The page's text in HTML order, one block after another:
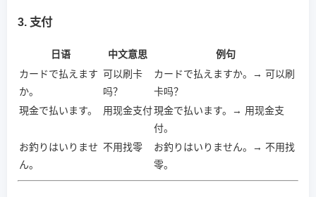
3. 支付
日语 中文意思
例句
カードで払えます
か。
可以刷卡
吗？
カードで払えますか。→ 可以刷
卡吗？
現金で払います。
用现金支付現金で払います。→ 用现金支
付。
お釣りはいりませ
ん。
不用找零
お釣りはいりません。→ 不用找
零。